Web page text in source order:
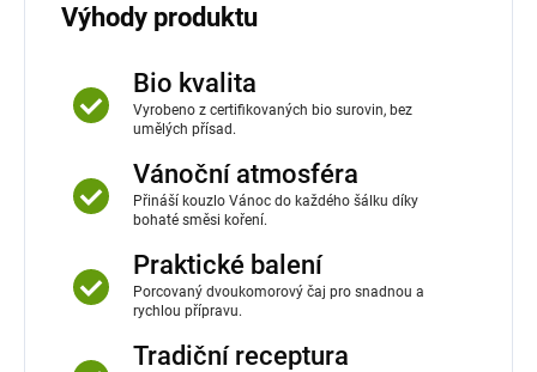
Výhody produktu
Bio kvalita
Vyrobeno z certifikovaných bio surovin, bez
umělých přísad.
Vánoční atmosféra
Přináší kouzlo Vánoc do každého šálku díky
bohaté směsi koření.
Praktické balení
Porcovaný dvoukomorový čaj pro snadnou a
rychlou přípravu.
Tradiční receptura